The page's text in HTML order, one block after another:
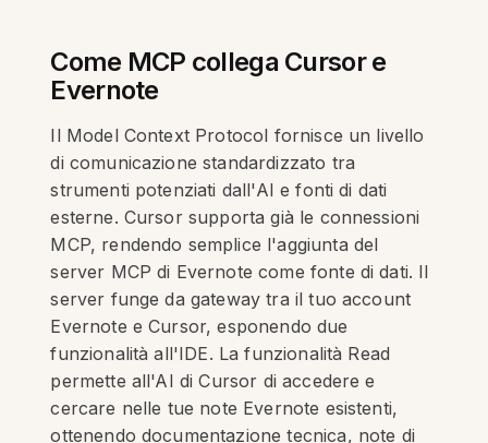
Come MCP collega Cursor e
Evernote
Il Model Context Protocol fornisce un livello
di comunicazione standardizzato tra
strumenti potenziati dall'AI e fonti di dati
esterne. Cursor supporta già le connessioni
MCP, rendendo semplice l'aggiunta del
server MCP di Evernote come fonte di dati. Il
server funge da gateway tra il tuo account
Evernote e Cursor, esponendo due
funzionalità all'IDE. La funzionalità Read
permette all'AI di Cursor di accedere e
cercare nelle tue note Evernote esistenti,
ottenendo documentazione tecnica, note di